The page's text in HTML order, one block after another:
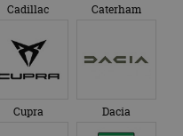
Cadillac Caterham
Cupra Dacia